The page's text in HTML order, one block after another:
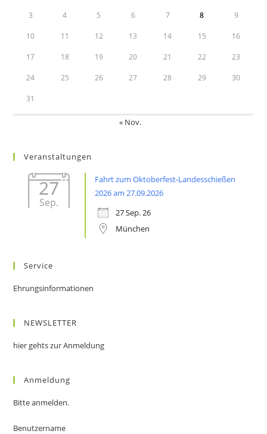
3 4 5 6 7 8 9
10 11 12 13 14 15 16
17 18 19 20 21 22 23
24 25 26 27 28 29 30
31
« Nov.
Veranstaltungen
27
Sep.
Fahrt zum Oktoberfest-Landesschießen
2026 am 27.09.2026
27 Sep. 26
München
Service
Ehrungsinformationen
NEWSLETTER
hier gehts zur Anmeldung
Anmeldung
Bitte anmelden.
Benutzername